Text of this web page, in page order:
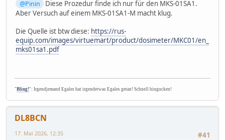
@Pinin
Diese Prozedur finde ich nur für den MKS-01SA1.
Aber Versuch auf einem MKS-01SA1-M macht klug.
Die Quelle ist btw diese: https://rus-
equip.com/images/virtuemart/product/dosimeter/MKC01/en_
mks01sa1.pdf
"Bling!": Irgendjemand Egales hat irgendetwas Egales getan! Schnell hingucken!
DL8BCN
#41
17. Mai 2026, 12:35